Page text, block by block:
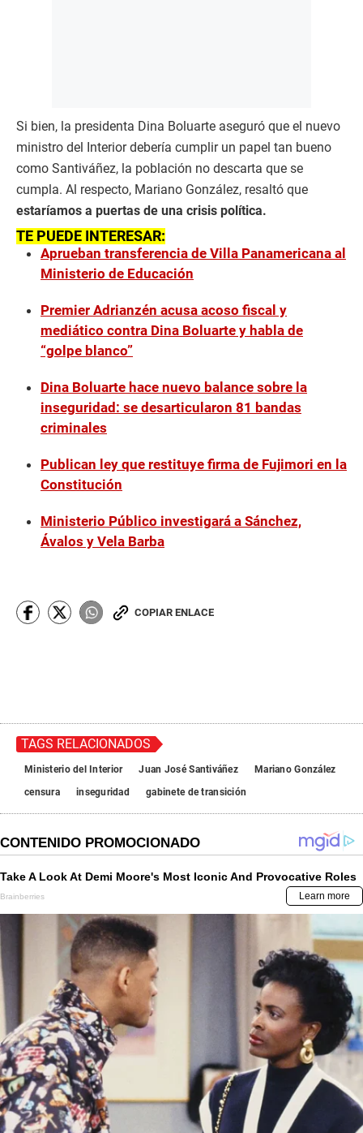
Si bien, la presidenta Dina Boluarte aseguró que el nuevo
ministro del Interior debería cumplir un papel tan bueno
como Santiváñez, la población no descarta que se
cumpla. Al respecto, Mariano González, resaltó que
estaríamos a puertas de una crisis política.
TE PUEDE INTERESAR:
Aprueban transferencia de Villa Panamericana al
Ministerio de Educación
Premier Adrianzén acusa acoso fiscal y
mediático contra Dina Boluarte y habla de
“golpe blanco”
Dina Boluarte hace nuevo balance sobre la
inseguridad: se desarticularon 81 bandas
criminales
Publican ley que restituye firma de Fujimori en la
Constitución
Ministerio Público investigará a Sánchez,
Ávalos y Vela Barba
COPIAR ENLACE
TAGS RELACIONADOS
Ministerio del Interior Juan José Santiváñez
Mariano González
censura
inseguridad gabinete de transición